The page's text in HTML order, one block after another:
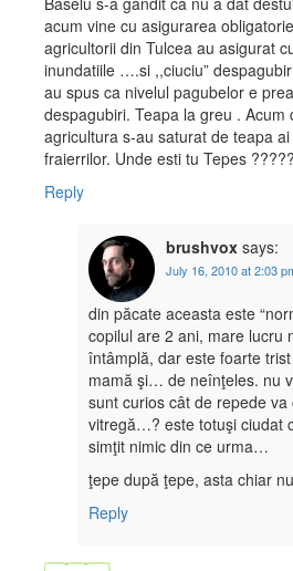
acum vine cu asigurarea
agricultorii din Tulcea au asigurat
inundatiile ….si ,,ciuciu”
au spus ca nivelul pagubelor e
despagubiri. Teapa la greu . Acum
agricultura s-au saturat de teapa
fraierrilor. Unde esti tu Tepes
Reply
brushvox says:
July 16, 2010 at 2:03
din păcate aceasta este
copilul are 2 ani, mare lucru
întâmplă, dar este foarte
mamă şi… de neînţeles. nu
sunt curios cât de repede
vitregă…? este totuşi ciudat
simţit nimic din ce urma…
ţepe după ţepe, asta chiar
Reply